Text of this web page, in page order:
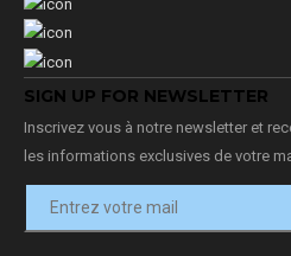
SIGN UP FOR NEWSLETTER
Inscrivez vous à notre newsletter et
les informations exclusives de votre